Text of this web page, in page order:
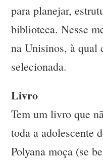
para planejar,
biblioteca. Nesse
na Unisinos, à qual
selecionada.
Livro
Tem um livro que
toda a adolescente
Polyana moça (se